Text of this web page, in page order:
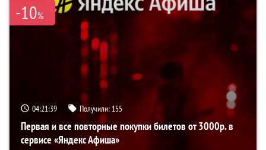
-10%
04:21:38 Получили: 155
Первая и все повторные покупки билетов от 3000р. в
сервисе «Яндекс Афиша»